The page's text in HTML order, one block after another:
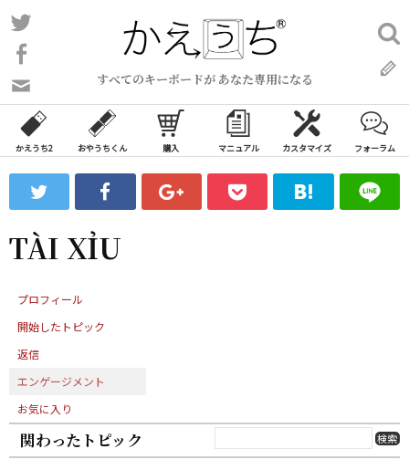
コ
ン
ン
ツ
ス
ッ
プ
すべてのキーボードが あなた専用になる
い
合
わ
フ
ォ
ー
ム
検
索:
かえうち2 おやうちくん 購入 マニュアル カスタマイズ フォーラム
TÀI XỈU
プロフィール
開始したトピック
返信
エンゲージメント
お気に入り
関わったトピック